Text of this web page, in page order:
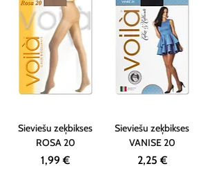
Sieviešu zeķbikses
ROSA 20
Cena
1,99 €
Sieviešu zeķbikses
VANISE 20
Cena
2,25 €